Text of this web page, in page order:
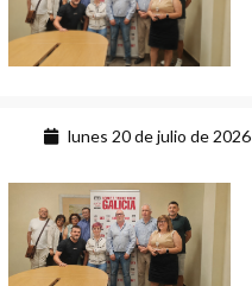
lunes 20 de julio de 2026